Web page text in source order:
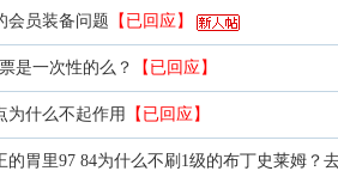
会员装备问题 【已回应】
是一次性的么？ 【已回应】
为什么不起作用 【已回应】
的胃里97 84为什么不刷1级的布丁史莱姆？